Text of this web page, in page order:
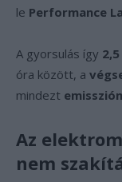
le Performance
A gyorsulás így
óra között, a
mindezt
Az
nem